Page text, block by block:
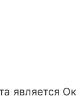
является